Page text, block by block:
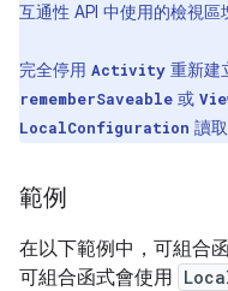
互通性 API 中使用的檢視區
完全停用 Activity 重新建
rememberSaveable 或
LocalConfiguration 讀
範例
在以下範例中，可組合
可組合函式會使用